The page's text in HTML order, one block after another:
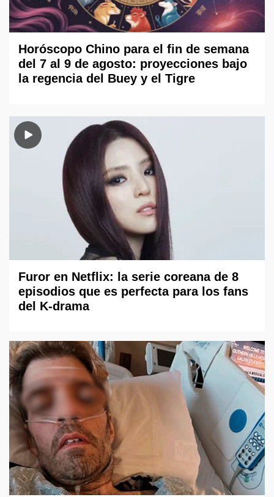
Horóscopo Chino para el fin de semana
del 7 al 9 de agosto: proyecciones bajo
la regencia del Buey y el Tigre
Furor en Netflix: la serie coreana de 8
episodios que es perfecta para los fans
del K-drama